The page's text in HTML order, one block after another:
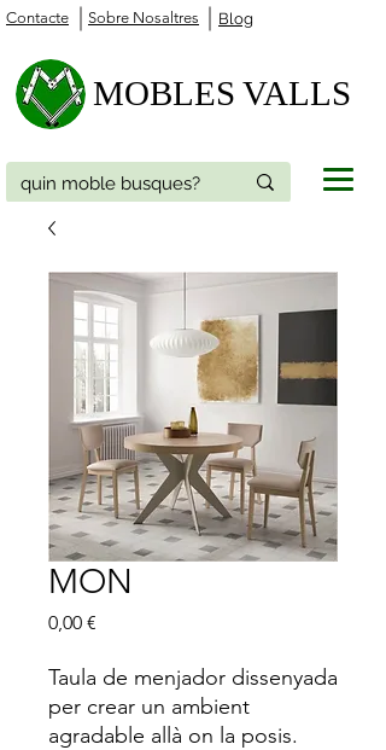
Contacte Blog
Sobre Nosaltres
MOBLES VALLS
MON
0,00 €
Taula de menjador dissenyada
per crear un ambient
agradable allà on la posis.